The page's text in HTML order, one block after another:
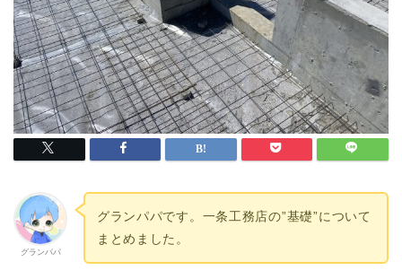
グランパパ
グランパパです。一条工務店の”基礎”について
まとめました。